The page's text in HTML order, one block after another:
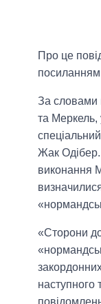
Про це
За словами
та Меркель,
Жак
виконання
«Сторони
наступного